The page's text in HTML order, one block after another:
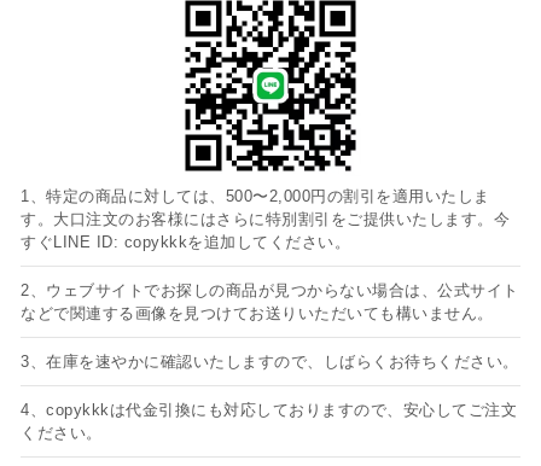
1、特定の商品に対しては、500〜2,000円の割引を適用いたしま
す。大口注文のお客様にはさらに特別割引をご提供いたします。今
すぐLINE ID: copykkkを追加してください。
2、ウェブサイトでお探しの商品が見つからない場合は、公式サイト
などで関連する画像を見つけてお送りいただいても構いません。
3、在庫を速やかに確認いたしますので、しばらくお待ちください。
4、copykkkは代金引換にも対応しておりますので、安心してご注文
ください。